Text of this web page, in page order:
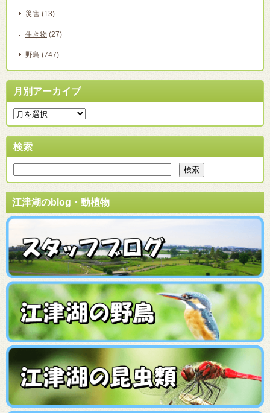
災害 (13)
生き物 (27)
野鳥 (747)
月別アーカイブ
検索
江津湖のblog・動植物